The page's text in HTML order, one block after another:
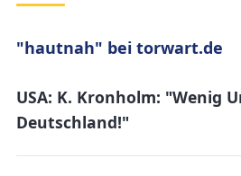
"hautnah" bei torwart.de
USA: K. Kronholm: "Wenig
Deutschland!"